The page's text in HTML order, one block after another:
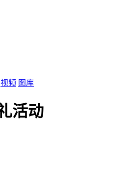
视频 图库
活动